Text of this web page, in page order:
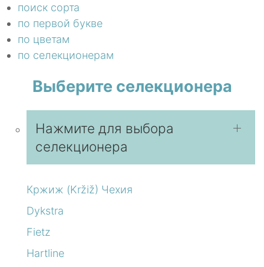
поиск сорта
по первой букве
по цветам
по селекционерам
Выберите селекционера
Нажмите для выбора
селекционера
Кржиж (Kržiž) Чехия
Dykstra
Fietz
Hartline